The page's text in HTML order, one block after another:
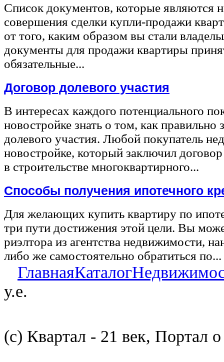
Список документов, которые являются
совершения сделки купли-продажи
от того, каким образом вы стали
документы для продажи квартиры
обязательные...
Договор долевого участия
В интересах каждого потенциального
новостройке знать о том, как правильно
долевого участия. Любой покупатель
новостройке, который заключил
в строительстве многоквартирного...
Способы получения ипотечного
Для желающих купить квартиру по
три пути достижения этой цели. Вы
риэлтора из агентства недвижимости,
либо же самостоятельно обратиться по...
ГлавнаяКаталог
у.е.
(с) Квартал - 21 век, Портал